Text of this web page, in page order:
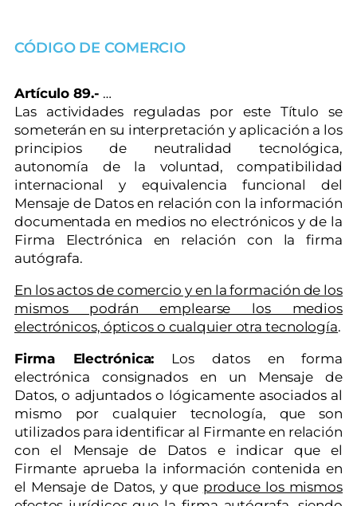
CÓDIGO DE COMERCIO
Artículo 89.- …
Las actividades reguladas por este Título se
someterán en su interpretación y aplicación a los
principios de neutralidad tecnológica,
autonomía de la voluntad, compatibilidad
internacional y equivalencia funcional del
Mensaje de Datos en relación con la información
documentada en medios no electrónicos y de la
Firma Electrónica en relación con la firma
autógrafa.
En los actos de comercio y en la formación de los
mismos podrán emplearse los medios
electrónicos, ópticos o cualquier otra tecnología.
Firma Electrónica: Los datos en forma
electrónica consignados en un Mensaje de
Datos, o adjuntados o lógicamente asociados al
mismo por cualquier tecnología, que son
utilizados para identificar al Firmante en relación
con el Mensaje de Datos e indicar que el
Firmante aprueba la información contenida en
el Mensaje de Datos, y que produce los mismos